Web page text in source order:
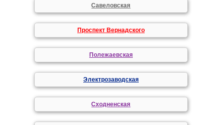
Савеловская
Проспект Вернадского
Полежаевская
Электрозаводская
Сходненская